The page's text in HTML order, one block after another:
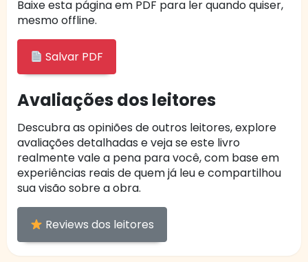
Baixe esta página em PDF para ler quando quiser,
mesmo offline.
Salvar PDF
Avaliações dos leitores
Descubra as opiniões de outros leitores, explore
avaliações detalhadas e veja se este livro
realmente vale a pena para você, com base em
experiências reais de quem já leu e compartilhou
sua visão sobre a obra.
Reviews dos leitores